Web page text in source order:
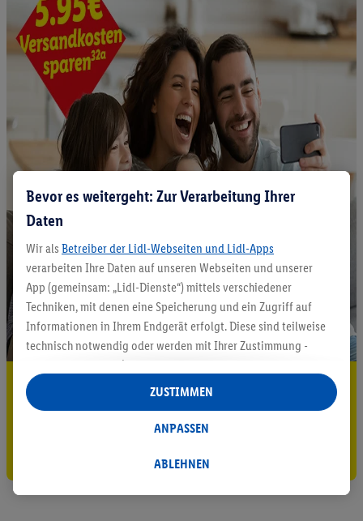
5.95 € Versand sparen³²ᵃ
Jetzt zum Newsletter anmelden
Bevor es weitergeht: Zur Verarbeitung Ihrer
Daten
Wir als Betreiber der Lidl-Webseiten und Lidl-Apps
verarbeiten Ihre Daten auf unseren Webseiten und unserer
App (gemeinsam: „Lidl-Dienste“) mittels verschiedener
Techniken, mit denen eine Speicherung und ein Zugriff auf
Informationen in Ihrem Endgerät erfolgt. Diese sind teilweise
technisch notwendig oder werden mit Ihrer Zustimmung -
auch durch Partner (u.a.
Verantwortliche; im Zusammenhang mit dem IAB TCF
insgesamt
Statistik-Erstellung oder für personalisierte Werbung
Datenverarbeitungen für personalisierte Werbung werden
ABLEHNEN
ANPASSEN
ZUSTIMMEN